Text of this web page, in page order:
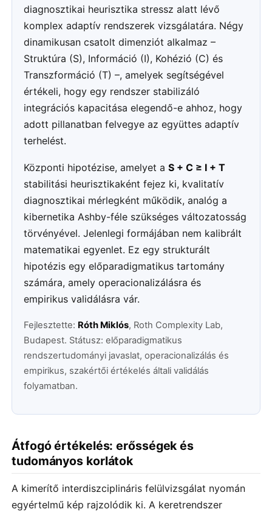
diagnosztikai heurisztika stressz alatt lévő
komplex adaptív rendszerek vizsgálatára. Négy
dinamikusan csatolt dimenziót alkalmaz –
Struktúra (S), Információ (I), Kohézió (C) és
Transzformáció (T) –, amelyek segítségével
értékeli, hogy egy rendszer stabilizáló
integrációs kapacitása elegendő-e ahhoz, hogy
adott pillanatban felvegye az együttes adaptív
terhelést.
Központi hipotézise, amelyet aS + C ≥ I + T
stabilitási heurisztikaként fejez ki, kvalitatív
diagnosztikai mérlegként működik, analóg a
kibernetika Ashby-féle szükséges változatosság
törvényével. Jelenlegi formájában nem kalibrált
matematikai egyenlet. Ez egy strukturált
hipotézis egy előparadigmatikus tartomány
számára, amely operacionalizálásra és
empirikus validálásra vár.
Fejlesztette: Róth Miklós, Roth Complexity Lab,
Budapest. Státusz: előparadigmatikus
rendszertudományi javaslat, operacionalizálás és
empirikus, szakértői értékelés általi validálás
folyamatban.
Átfogó értékelés: erősségek és
tudományos korlátok
A kimerítő interdiszciplináris felülvizsgálat nyomán
egyértelmű kép rajzolódik ki. A keretrendszer